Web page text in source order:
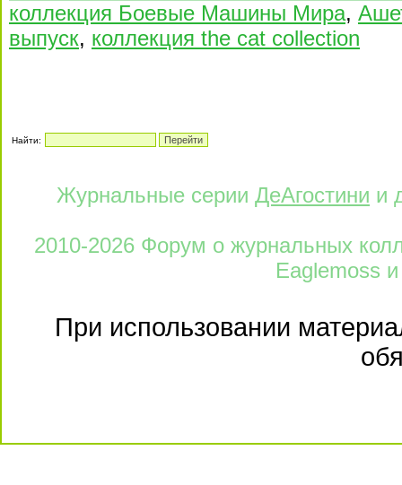
коллекция Боевые Машины Мира,
выпуск, коллекция the cat collection
Найти:
Журнальные серии ДеАгостини и
2010-2026 Форум о журнальных
Eaglemoss и
При использовании